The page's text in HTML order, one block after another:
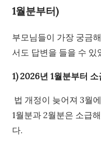
1월분부터)
부모님들이 가장 궁금
서도 답변을 들을 수 있
1) 2026년 1월분부터
법 개정이 늦어져 3월
1월분과 2월분은 소급
다.